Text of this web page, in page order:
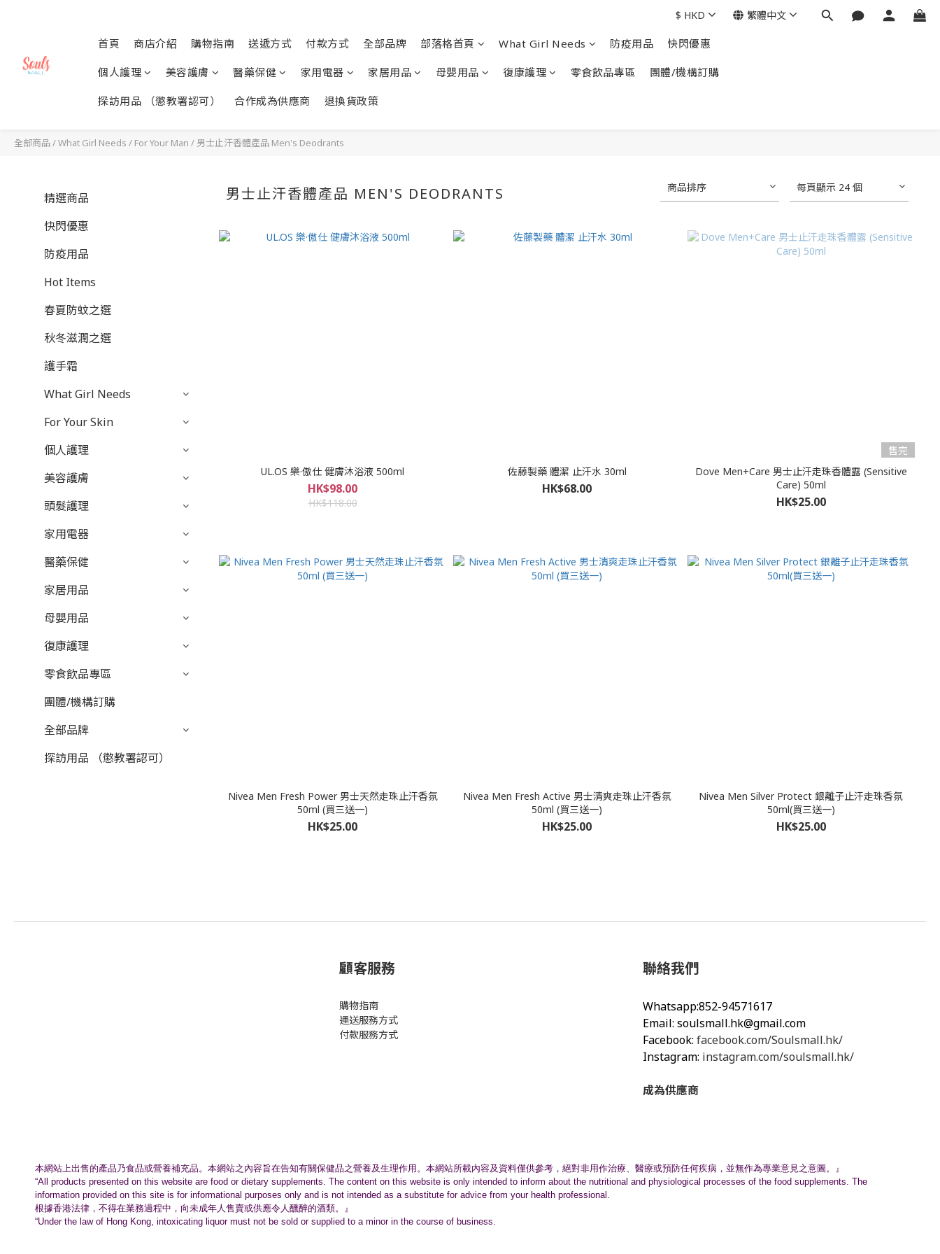
首頁 商店介紹 購物指南 送遞方式 付款方式 全部品牌 部落格首頁 What Girl Needs 防疫用品 快閃優惠
個人護理 美容護膚 醫藥保健 家用電器 家居用品 母嬰用品 復康護理 零食飲品專區 團體/機構訂購
探訪用品 （懲教署認可） 合作成為供應商 退換貨政策
$ HKD 繁體中文
全部商品 /What Girl Needs / For Your Man / 男士止汗香體產品 Men's Deodrants
精選商品
快閃優惠
防疫用品
Hot Items
春夏防蚊之選
秋冬滋潤之選
護手霜
What Girl Needs
For Your Skin
個人護理
美容護膚
頭髮護理
家用電器
醫藥保健
家居用品
母嬰用品
復康護理
零食飲品專區
團體/機構訂購
全部品牌
探訪用品 （懲教署認可）
男士止汗香體產品 MEN'S DEODRANTS 商品排序 每頁顯示 24 個
UL.OS 樂·傲仕 健膚沐浴液 500ml
HK$98.00
HK$118.00
佐藤製藥 體潔 止汗水 30ml
HK$68.00
售完
Dove Men+Care 男士止汗走珠香體露 (Sensitive
Care) 50ml
HK$25.00
Nivea Men Fresh Power 男士天然走珠止汗香氛
50ml (買三送一)
HK$25.00
Nivea Men Fresh Active 男士清爽走珠止汗香氛
50ml (買三送一)
HK$25.00
Nivea Men Silver Protect 銀離子止汗走珠香氛
50ml(買三送一)
HK$25.00
顧客服務
購物指南
運送服務方式
付款服務方式
聯絡我們
Whatsapp:852-94571617
Email: soulsmall.hk@gmail.com
Facebook: facebook.com/Soulsmall.hk/
Instagram: instagram.com/soulsmall.hk/
成為供應商
本網站上出售的產品乃食品或營養補充品。 本網站之內容旨在告知有關保健品之營養及生理作用。 本網站所載內容及資料僅供參考，絕對非用作治療、 醫療或預防任何疾病，並無作為專業意見之意圖。』
“All products presented on this website are food or dietary supplements. The content on this website is only intended to inform about the nutritional and physiological processes of the food supplements. The
information provided on this site is for informational purposes only and is not intended as a substitute for advice from your health professional.
根據香港法律，不得在業務過程中， 向未成年人售賣或供應令人醺醉的酒類。』
“Under the law of Hong Kong, intoxicating liquor must not be sold or supplied to a minor in the course of business.